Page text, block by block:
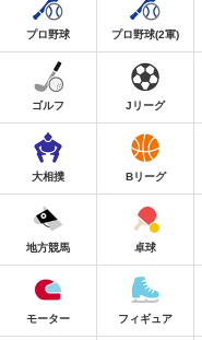
プロ野球 プロ野球(2軍)
ゴルフ Jリーグ
大相撲 Bリーグ
地方競馬 卓球
モーター フィギュア